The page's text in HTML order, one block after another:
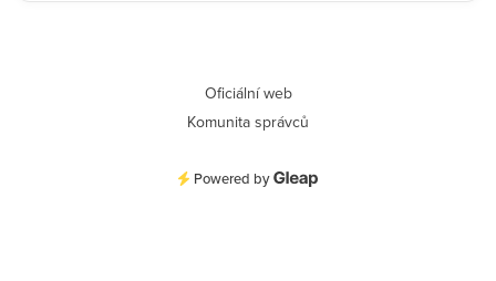
Oficiální web
Komunita správců
Powered by